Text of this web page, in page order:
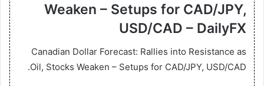
Weaken – Setups for CAD/JPY,
USD/CAD – DailyFX
Canadian Dollar Forecast: Rallies into Resistance as
Oil, Stocks Weaken – Setups for CAD/JPY, USD/CAD.